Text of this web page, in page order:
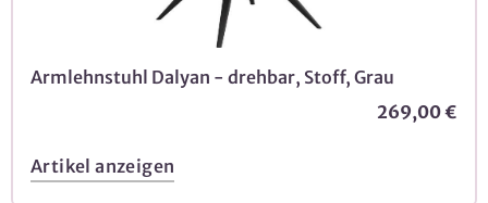
Armlehnstuhl Dalyan - drehbar, Stoff, Grau
269,00 €
Artikel anzeigen